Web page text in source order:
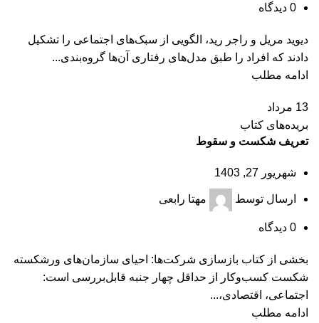
0 دیدگاه
دیوید مریل و راجر رید، الگویی از سبک‌های اجتماعی را تشکیل
دادند که افراد را طبق مدل‌های رفتاری آن‌ها گروه‌بندی...
ادامه مطلب
13 مرداد
بریده‌های کتاب
تعریف شکست و سقوط
شهریور 27, 1403
ارسال توسط مهتا رابعی
0 دیدگاه
بخشی از کتاب بازسازی شرکت‌ها: احیای سازمان‌های ورشکسته
شکست کسب‌وکار از حداقل چهار جنبه قابل‌بررسی است:
اجتماعی، اقتصادی،...
ادامه مطلب